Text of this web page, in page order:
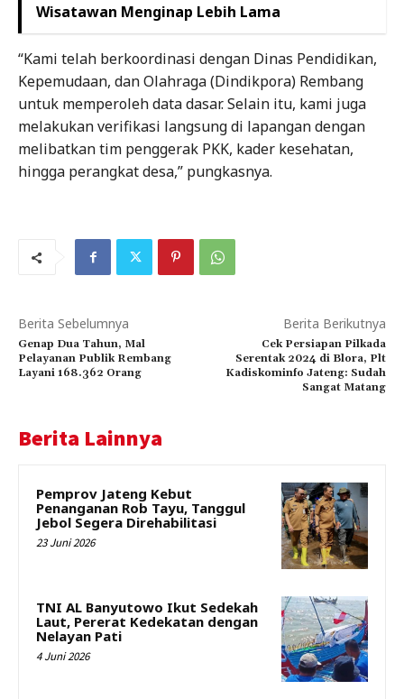
Wisatawan Menginap Lebih Lama
“Kami telah berkoordinasi dengan Dinas Pendidikan,
Kepemudaan, dan Olahraga (Dindikpora) Rembang
untuk memperoleh data dasar. Selain itu, kami juga
melakukan verifikasi langsung di lapangan dengan
melibatkan tim penggerak PKK, kader kesehatan,
hingga perangkat desa,” pungkasnya.
Berita Sebelumnya
Genap Dua Tahun, Mal
Pelayanan Publik Rembang
Layani 168.362 Orang
Berita Berikutnya
Cek Persiapan Pilkada
Serentak 2024 di Blora, Plt
Kadiskominfo Jateng: Sudah
Sangat Matang
Berita Lainnya
Pemprov Jateng Kebut
Penanganan Rob Tayu, Tanggul
Jebol Segera Direhabilitasi
23 Juni 2026
TNI AL Banyutowo Ikut Sedekah
Laut, Pererat Kedekatan dengan
Nelayan Pati
4 Juni 2026